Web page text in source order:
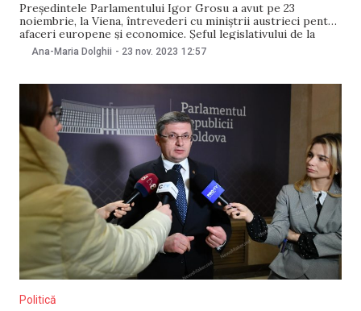
Președintele Parlamentului Igor Grosu a avut pe 23
noiembrie, la Viena, întrevederi cu miniștrii austrieci pentru
afaceri europene și economice. Șeful legislativului de la
Chișinău a discutat cu oficialii austrieci despre agenda de
reforme a Republicii Moldova. Reprezentanții Parlamentului
ministrul Federal pentru
Ana-Maria Dolghii - 23 nov. 2023 12:57
Politică